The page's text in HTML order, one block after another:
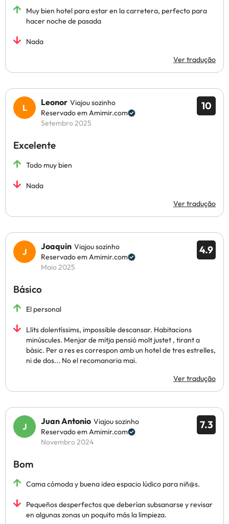
Muy bien hotel para estar en la carretera, perfecto para
hacer noche de pasada
Nada
Ver tradução
10
Leonor Viajou sozinho
Reservado em Amimir.com
Setembro 2025
Excelente
Todo muy bien
Nada
Ver tradução
4.9
Joaquin Viajou sozinho
Reservado em Amimir.com
Maio 2025
Básico
El personal
Llits dolentíssims, impossible descansar. Habitacions
minúscules. Menjar de mitja pensió molt justet , tirant a
bàsic. Per a res es correspon amb un hotel de tres estrelles,
ni de dos... No el recomanaria mai.
Ver tradução
7.3
Juan Antonio Viajou sozinho
Reservado em Amimir.com
Novembro 2024
Bom
Cama cómoda y buena idea espacio lúdico para niñ@s.
Pequeños desperfectos que deberían subsanarse y revisar
en algunas zonas un poquito más la limpieza.